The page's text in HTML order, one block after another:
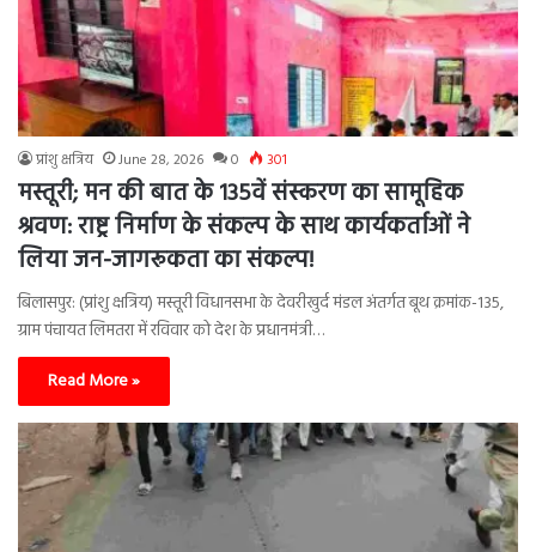
प्रांशु क्षत्रिय June 28, 2026 0 301
मस्तूरी; मन की बात के 135वें संस्करण का सामूहिक
श्रवण: राष्ट्र निर्माण के संकल्प के साथ कार्यकर्ताओं ने
लिया जन-जागरूकता का संकल्प!
बिलासपुर: (प्रांशु क्षत्रिय) मस्तूरी विधानसभा के देवरीखुर्द मंडल अंतर्गत बूथ क्रमांक-135,
ग्राम पंचायत लिमतरा में रविवार को देश के प्रधानमंत्री…
Read More »